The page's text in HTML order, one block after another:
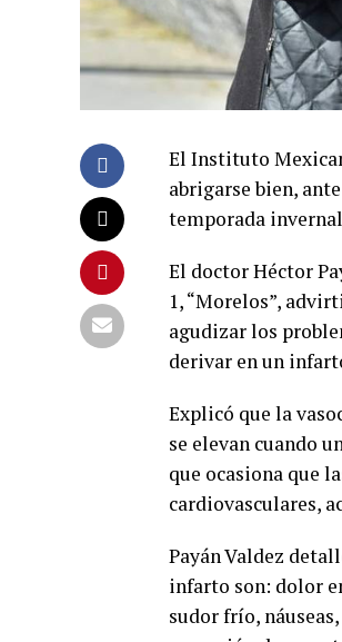
El Instituto
abrigarse bien,
temporada
El doctor Héctor
1, “Morelos”,
agudizar los
derivar en un
Explicó que la
se elevan cuando
que ocasiona que
cardiovasculares,
Payán Valdez
infarto son: dolor
sudor frío,